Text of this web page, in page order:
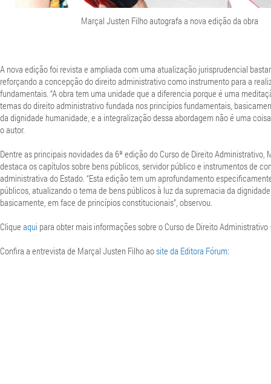
Marçal Justen Filho autografa a nova edição da obra
A nova edição foi revista e ampliada com uma atualização jurisprudencial
reforçando a concepção do direito administrativo como instrumento para a
fundamentais. “A obra tem uma unidade que a diferencia porque é uma
temas do direito administrativo fundada nos princípios fundamentais,
da dignidade humanidade, e a integralização dessa abordagem não é uma
o autor.
Dentre as principais novidades da 6ª edição do Curso de Direito Administrativo,
destaca os capítulos sobre bens públicos, servidor público e instrumentos de
administrativa do Estado. “Esta edição tem um aprofundamento
públicos, atualizando o tema de bens públicos à luz da supremacia da
basicamente, em face de princípios constitucionais”, observou.
Clique aqui para obter mais informações sobre o Curso de Direito
Confira a entrevista de Marçal Justen Filho aosite da Editora Fórum: